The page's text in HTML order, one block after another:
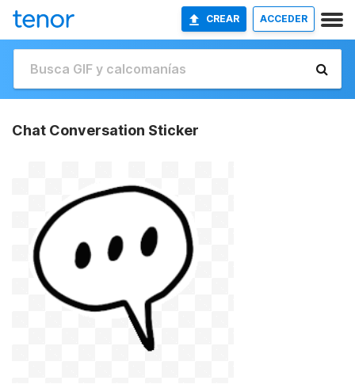
CREAR ACCEDER
Chat Conversation Sticker